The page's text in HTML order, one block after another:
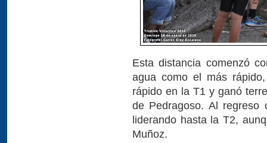
Esta distancia comenzó
agua como el más
rápido en la T1 y ganó
de Pedragoso. Al regreso
liderando hasta la T2,
Muñoz.